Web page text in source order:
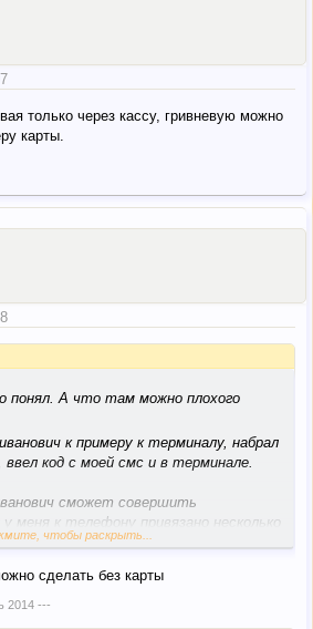
только через кассу, гривневую можно
карты.
понял. А что там можно плохого
к примеру к терминалу, набрал
код с моей смс и в терминале.
сможет совершить
меня к телефону привязано несколько
моих денег).
чтобы раскрыть...
сделать без карты
2014---